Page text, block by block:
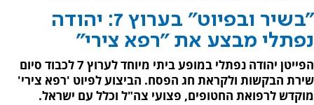
"בשיר ובפיוט" בערוץ 7: יהודה
נפתלי מבצע את "רפא צירי"
הפייטן יהודה נפתלי במופע ביתי מיוחד לערוץ 7 לכבוד סיום
שירת הבקשות ולקראת חג הפסח. הביצוע לפיוט 'רפא צירי'
מוקדש לרפואת החטופים, פצועי צה"ל וכלל עם ישראל.